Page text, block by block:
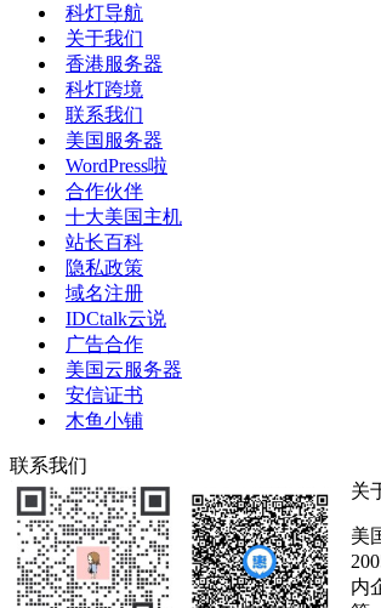
科灯导航
关于我们
香港服务器
科灯跨境
联系我们
美国服务器
WordPress啦
合作伙伴
十大美国主机
站长百科
隐私政策
域名注册
IDCtalk云说
广告合作
美国云服务器
安信证书
木鱼小铺
联系我们
关
美
内